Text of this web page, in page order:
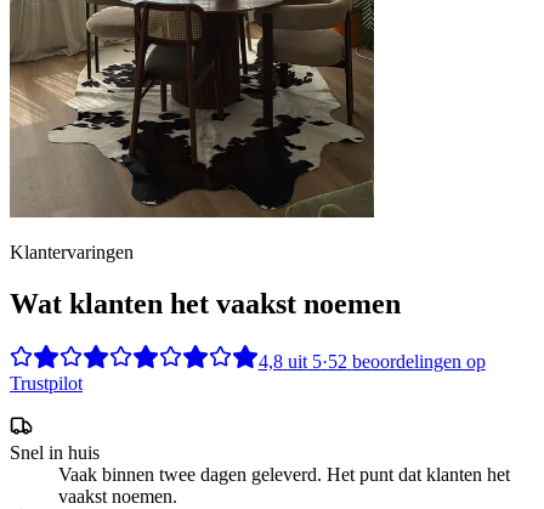
Klantervaringen
Wat klanten het vaakst noemen
4,8 uit5·52 beoordelingen op
Trustpilot
Snel in huis
Vaak binnen twee dagen geleverd. Het punt dat klanten het
vaakst noemen.